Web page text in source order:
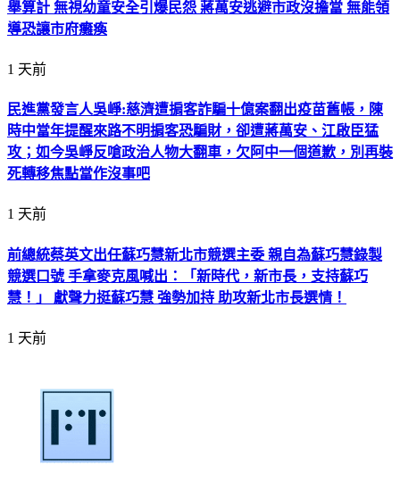
舉算計 無視幼童安全引爆民怨 蔣萬安逃避市政沒擔當 無能領
導恐讓市府癱瘓
1 天前
民進黨發言人吳崢:慈濟遭掮客詐騙十億案翻出疫苗舊帳，陳
時中當年提醒來路不明掮客恐騙財，卻遭蔣萬安、江啟臣猛
攻；如今吳崢反嗆政治人物大翻車，欠阿中一個道歉，別再裝
死轉移焦點當作沒事吧
1 天前
前總統蔡英文出任蘇巧慧新北市競選主委 親自為蘇巧慧錄製
競選口號 手拿麥克風喊出：「新時代，新市長，支持蘇巧
慧！」 獻聲力挺蘇巧慧 強勢加持 助攻新北市長選情！
1 天前